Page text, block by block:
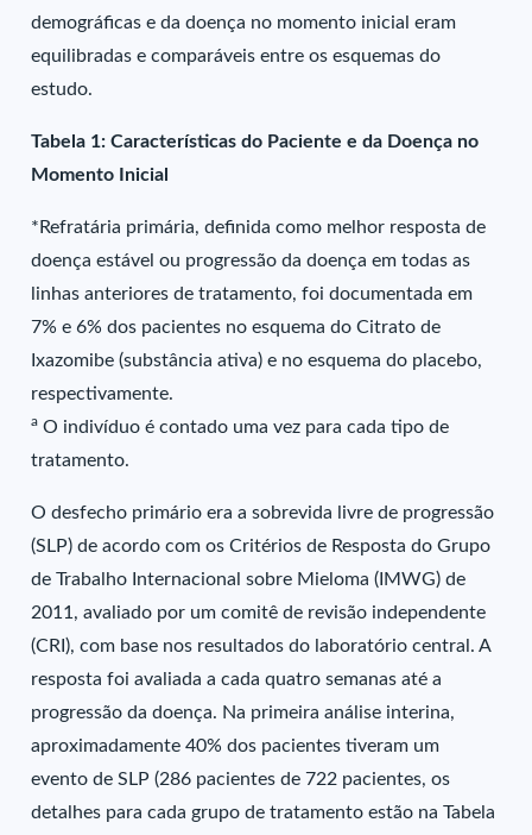
demográficas e da doença no momento inicial eram
equilibradas e comparáveis entre os esquemas do
estudo.
Tabela 1: Características do Paciente e da Doença no
Momento Inicial
*Refratária primária, definida como melhor resposta de
doença estável ou progressão da doença em todas as
linhas anteriores de tratamento, foi documentada em
7% e 6% dos pacientes no esquema do Citrato de
Ixazomibe (substância ativa) e no esquema do placebo,
respectivamente.
a O indivíduo é contado uma vez para cada tipo de
tratamento.
O desfecho primário era a sobrevida livre de progressão
(SLP) de acordo com os Critérios de Resposta do Grupo
de Trabalho Internacional sobre Mieloma (IMWG) de
2011, avaliado por um comitê de revisão independente
(CRI), com base nos resultados do laboratório central. A
resposta foi avaliada a cada quatro semanas até a
progressão da doença. Na primeira análise interina,
aproximadamente 40% dos pacientes tiveram um
evento de SLP (286 pacientes de 722 pacientes, os
detalhes para cada grupo de tratamento estão na Tabela